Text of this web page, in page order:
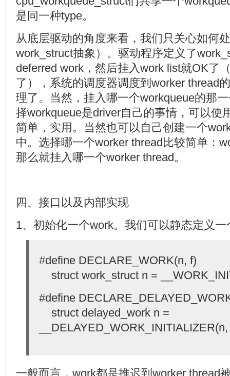
是同一种type。
从底层驱动的角度来看，我们只关心如何
work_struct抽象）。驱动程序定义了
deferred work，然后挂入work list就OK了
了），系统的调度器调度到worker thread
理了。当然，挂入哪一个workqueue的那
择workqueue是driver自己的事情，可以使
简单，实用。当然也可以自己创建一个
中。选择哪一个worker thread比较简单：
那么就挂入哪一个worker thread。
四、接口以及内部实现
1、初始化一个work。我们可以静态定义
#define
struct work_struct n =
#define
struct delayed_work n =
一般而言，work都是推迟到worker thread